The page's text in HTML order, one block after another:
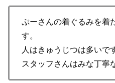
ぷーさんの着ぐるみを着
す。
人はきゅうじつは多いで
スタッフさんはみな丁寧